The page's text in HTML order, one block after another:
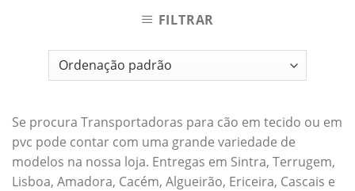
FILTRAR
Se procura Transportadoras para cão em tecido ou em
pvc pode contar com uma grande variedade de
modelos na nossa loja. Entregas em Sintra, Terrugem,
Lisboa, Amadora, Cacém, Algueirão, Ericeira, Cascais e